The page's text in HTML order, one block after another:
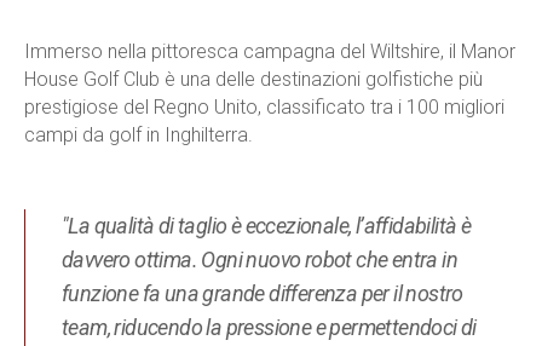
Immerso nella pittoresca campagna del Wiltshire, il Manor
House Golf Club è una delle destinazioni golfistiche più
prestigiose del Regno Unito, classificato tra i 100 migliori
campi da golf in Inghilterra.
"La qualità di taglio è eccezionale, l’affidabilità è
davvero ottima. Ogni nuovo robot che entra in
funzione fa una grande differenza per il nostro
team, riducendo la pressione e permettendoci di